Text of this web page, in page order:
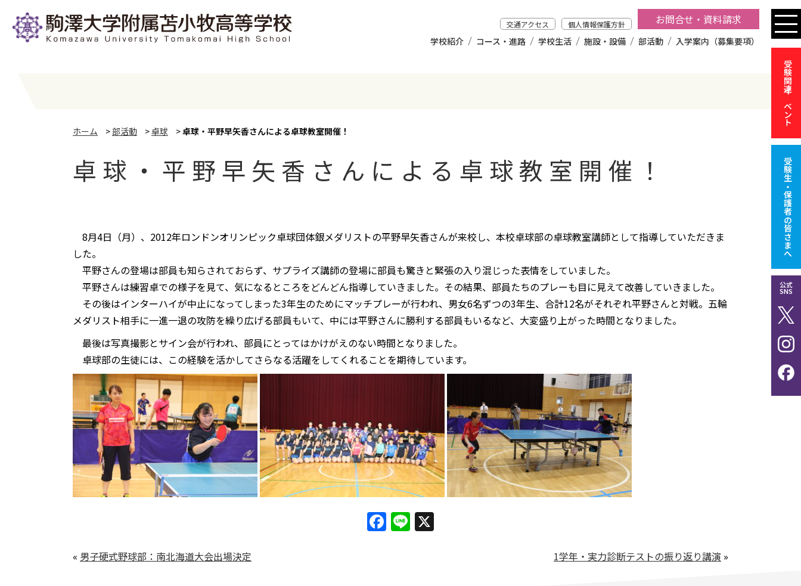
交通アクセス 個人情報保護方針 お問合せ・資料請求
学校紹介 コース・進路 学校生活 施設・設備 部活動 入学案内（募集要項）
受験関連イベント
受験生・保護者の皆さまへ
公式
SNS
ホーム >部活動 >卓球 >卓球・平野早矢香さんによる卓球教室開催！
卓球・平野早矢香さんによる卓球教室開催！
8月4日（月）、2012年ロンドンオリンピック卓球団体銀メダリストの平野早矢香さんが来校し、本校卓球部の卓球教室講師として指導していただきま
した。
平野さんの登場は部員も知らされておらず、サプライズ講師の登場に部員も驚きと緊張の入り混じった表情をしていました。
平野さんは練習卓での様子を見て、気になるところをどんどん指導していきました。その結果、部員たちのプレーも目に見えて改善していきました。
その後はインターハイが中止になってしまった3年生のためにマッチプレーが行われ、男女6名ずつの3年生、合計12名がそれぞれ平野さんと対戦。五輪
メダリスト相手に一進一退の攻防を繰り広げる部員もいて、中には平野さんに勝利する部員もいるなど、大変盛り上がった時間となりました。
最後は写真撮影とサイン会が行われ、部員にとってはかけがえのない時間となりました。
卓球部の生徒には、この経験を活かしてさらなる活躍をしてくれることを期待しています。
Facebook
Line
« 男子硬式野球部：南北海道大会出場決定 1学年・実力診断テストの振り返り講演 »